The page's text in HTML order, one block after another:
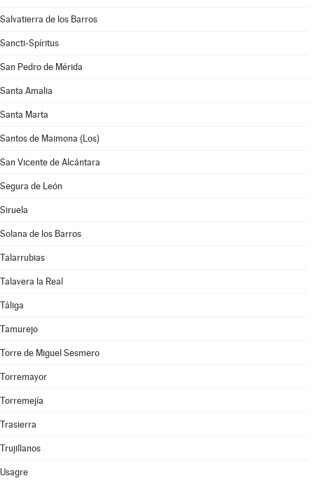
Salvatierra de los Barros
Sancti-Spíritus
San Pedro de Mérida
Santa Amalia
Santa Marta
Santos de Maimona (Los)
San Vicente de Alcántara
Segura de León
Siruela
Solana de los Barros
Talarrubias
Talavera la Real
Táliga
Tamurejo
Torre de Miguel Sesmero
Torremayor
Torremejía
Trasierra
Trujillanos
Usagre